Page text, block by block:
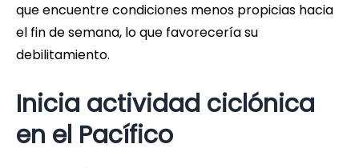
que encuentre condiciones menos propicias hacia
el fin de semana, lo que favorecería su
debilitamiento.
Inicia actividad ciclónica
en el Pacífico